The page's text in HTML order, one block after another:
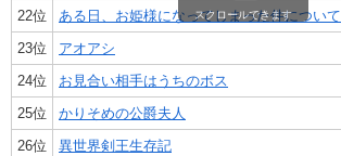
22位
ある日、お姫様になってしまった件について
23位
アオアシ
24位
お見合い相手はうちのボス
25位
かりそめの公爵夫人
26位
異世界剣王生存記
スクロールできます